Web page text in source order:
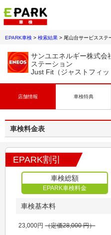
EPARK車検 > 検索結果 > 尾山台サービスステ
サンユエネルギー株式会
ステーション
Just Fit（ジャストフィッ
店舗情報 車検特典
車検料金表
EPARK割引
車検総額
EPARK車検料金
車検基本料
23,000円 （定価28,000円）